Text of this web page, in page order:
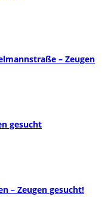
– Zeugen
gesucht
– Zeugen gesucht!